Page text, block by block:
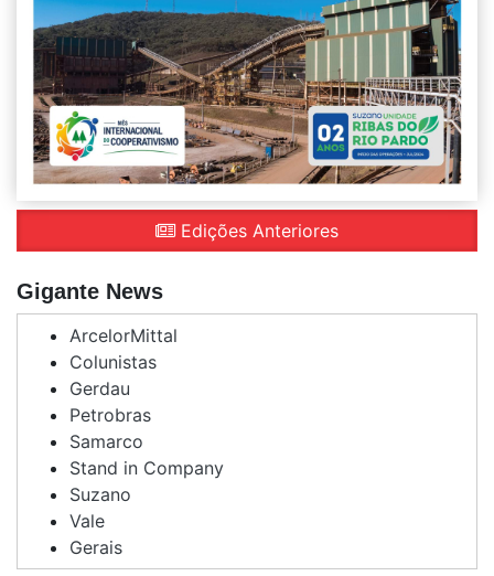
Edições Anteriores
Gigante News
ArcelorMittal
Colunistas
Gerdau
Petrobras
Samarco
Stand in Company
Suzano
Vale
Gerais